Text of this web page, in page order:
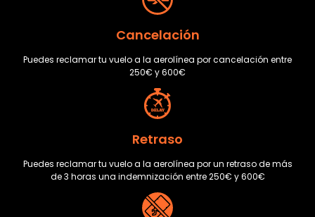
Cancelación
Puedes reclamar tu vuelo a la aerolínea por cancelación entre
250€ y 600€
Retraso
Puedes reclamar tu vuelo a la aerolínea por un retraso de más
de 3 horas una indemnización entre 250€ y 600€